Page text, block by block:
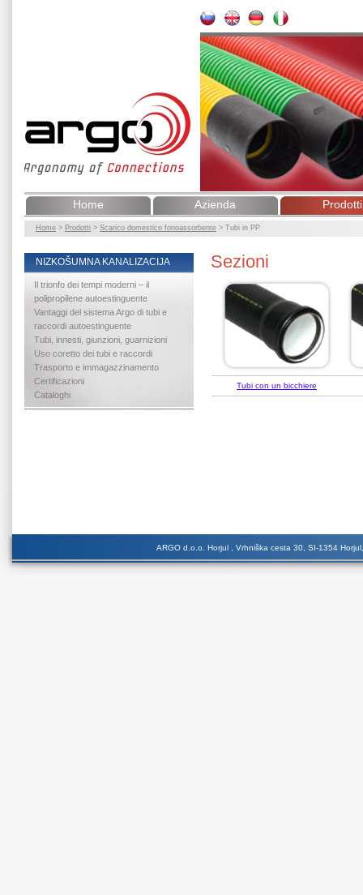
Home Azienda Prodotti
Home > Prodotti > Scarico domestico fonoassorbente > Tubi in PP
NIZKOŠUMNA KANALIZACIJA
Il trionfo dei tempi moderni – il
polipropilene autoestinguente
Vantaggi del sistema Argo di tubi e
raccordi autoestinguente
Tubi, innesti, giunzioni, guarnizioni
Uso coretto dei tubi e raccordi
Trasporto e immagazzinamento
Certificazioni
Cataloghi
Sezioni
Tubi con un bicchiere
ARGO d.o.o. Horjul , Vrhniška cesta 30, SI-1354